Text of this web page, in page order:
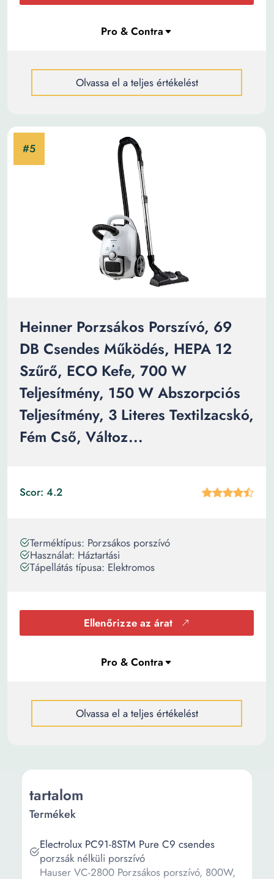
Olvassa el a teljes értékelést
Heinner Porzsákos Porszívó, 69
DB Csendes Működés, HEPA 12
Szűrő, ECO Kefe, 700 W
Teljesítmény, 150 W Abszorpciós
Teljesítmény, 3 Literes Textilzacskó,
Fém Cső, Változ...
Scor: 4.2
Terméktípus: Porzsákos porszívó
Használat: Háztartási
Tápellátás típusa: Elektromos
Ellenőrizze az árat
Olvassa el a teljes értékelést
tartalom
Termékek
Electrolux PC91-8STM Pure C9 csendes
porzsák nélküli porszívó
Hauser VC-2800 Porzsákos porszívó, 800W,